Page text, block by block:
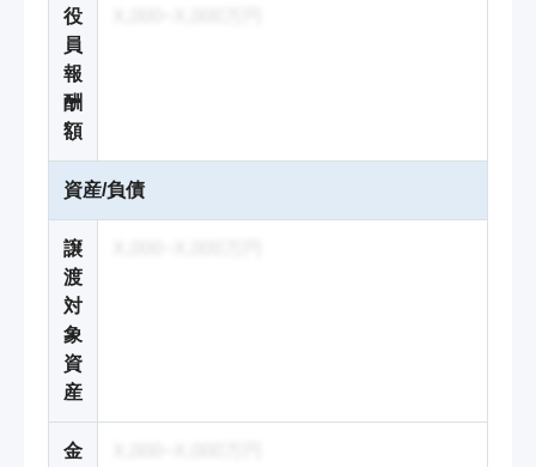
役
員
報
酬
額
資産/負債
譲
渡
対
象
資
産
金